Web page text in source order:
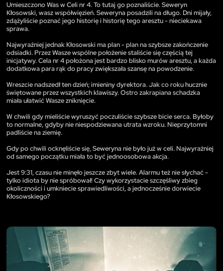
Umieszczono Was w Celi nr 4. To tutaj go poznaliście. Seweryn
Kłosowski, wasz współwięzień. Seweryna posadzili na długo. Dni mijały,
zdążyliście poznać jego historię i historię tego aresztu - nieciekawa
sprawa.
Najwyraźniej jednak Kłosowski ma plan - plan na szybsze zakończenie
odsiadki. Przez Wasze wspólne położenie staliście się częścią tej
inicjatywy. Cela nr 4 położona jest bardzo blisko murów aresztu, a każda
dodatkowa para rąk do pracy zwiększała szansę na powodzenie.
Wreszcie nadszedł ten dzień; imieniny dyrektora. Jak co roku hucznie
świętowane przez wszystkich klawiszy. Ostro zakrapiana schadzka
miała ułatwić Wasze zniknięcie.
W chwili gdy mieliście wyruszyć poczuliście szybsze bicie serca. Byłoby
to normalne, gdyby nie niespodziewana utrata wzroku. Nieprzytomni
padliście na ziemię.
Gdy po chwili ocknęliście się, Seweryna nie było już w celi. Najwyraźniej
od samego początku miała to być jednoosobowa akcja.
Jest 9:31, czasu nie minęło jeszcze zbyt wiele. Alarmu też nie słychać -
tylko idiota by nie spróbował! Czy wykorzystacie szczęśliwy zbieg
okoliczności i umkniecie sprawiedliwości, a jednocześnie dorwiecie
Kłosowskiego?